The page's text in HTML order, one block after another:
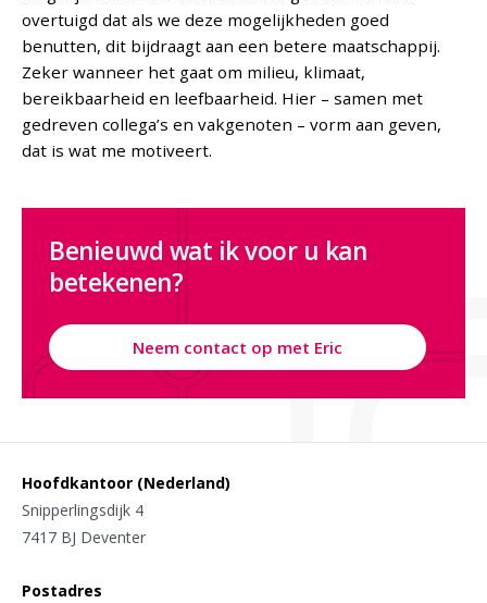
overtuigd dat als we deze mogelijkheden goed
benutten, dit bijdraagt aan een betere maatschappij.
Zeker wanneer het gaat om milieu, klimaat,
bereikbaarheid en leefbaarheid. Hier – samen met
gedreven collega’s en vakgenoten – vorm aan geven,
dat is wat me motiveert.
Benieuwd wat ik voor u kan
betekenen?
Neem contact op met Eric
Hoofdkantoor (Nederland)
Snipperlingsdijk 4
7417 BJ Deventer
Postadres